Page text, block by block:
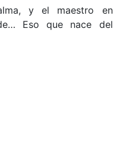
y el maestro en
Eso que nace del